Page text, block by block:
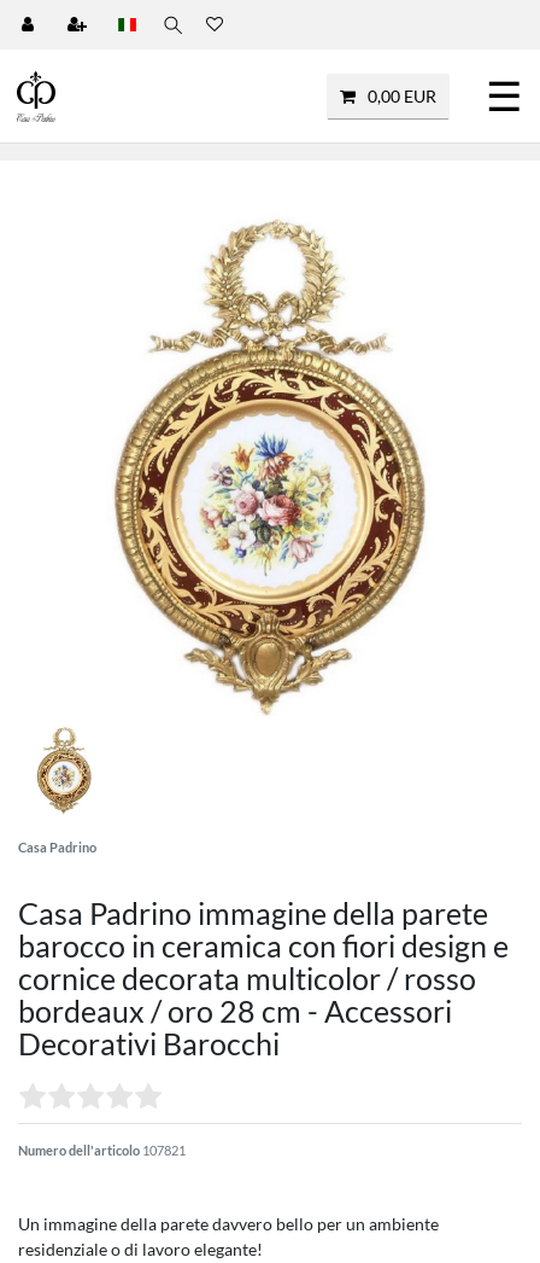
0,00 EUR ☰
Casa Padrino
Casa Padrino immagine della parete
barocco in ceramica con fiori design e
cornice decorata multicolor / rosso
bordeaux / oro 28 cm - Accessori
Decorativi Barocchi
Numero dell'articolo 107821
Un immagine della parete davvero bello per un ambiente
residenziale o di lavoro elegante!